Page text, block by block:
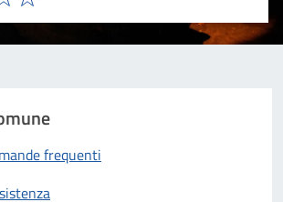
Valuta 5 stelle su 5
4 stelle su 5
3 stelle su 5
su 5
su 5
frequenti